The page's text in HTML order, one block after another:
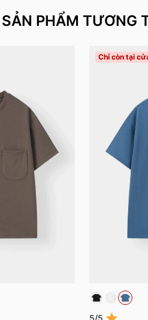
SẢN PHẨM TƯƠNG
Chỉ còn tại
5/5